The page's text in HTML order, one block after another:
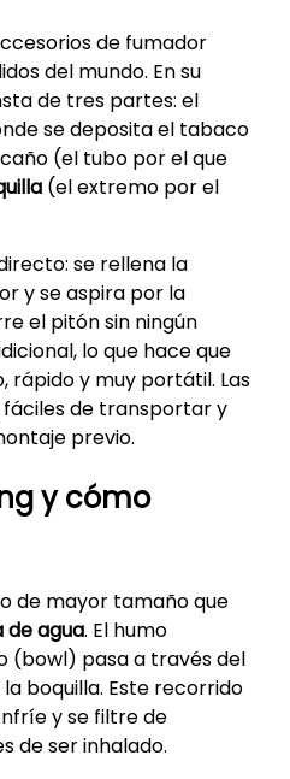
de fumador
del mundo. En su
de tres partes: el
se deposita el tabaco
(el tubo por el que
(el extremo por el
se rellena la
y se aspira por la
el pitón sin ningún
lo que hace que
rápido y muy portátil. Las
de transportar y
previo.
y cómo
de mayor tamaño que
agua. El humo
(bowl) pasa a través del
boquilla. Este recorrido
y se filtre de
de ser inhalado.